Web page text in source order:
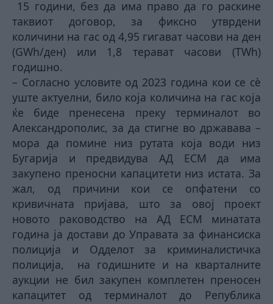
15 години, без да има право да го раскине
таквиот договор, за фиксно утврдени
количини на гас од 4,95 гигават часови на ден
(GWh/ден) или 1,8 терават часови (TWh)
годишно.
– Согласно условите од 2023 година кои се сè
уште актуелни, било која количина на гас која
ќе биде пренесена преку терминалот во
Александрополис, за да стигне во државава –
мора да помине низ рутата која води низ
Бугарија и предвидува АД ЕСМ да има
закупено преносни капацитети низ истата. За
жал, од причини кои се опфатени со
кривичната пријава, што за овој проект
новото раководство на АД ЕСМ минатата
година ја достави до Управата за финансиска
полиција и Одделот за криминалистичка
полиција, на годишните и на кварталните
аукции не бил закупен комплетен преносен
капацитет од терминалот до Република